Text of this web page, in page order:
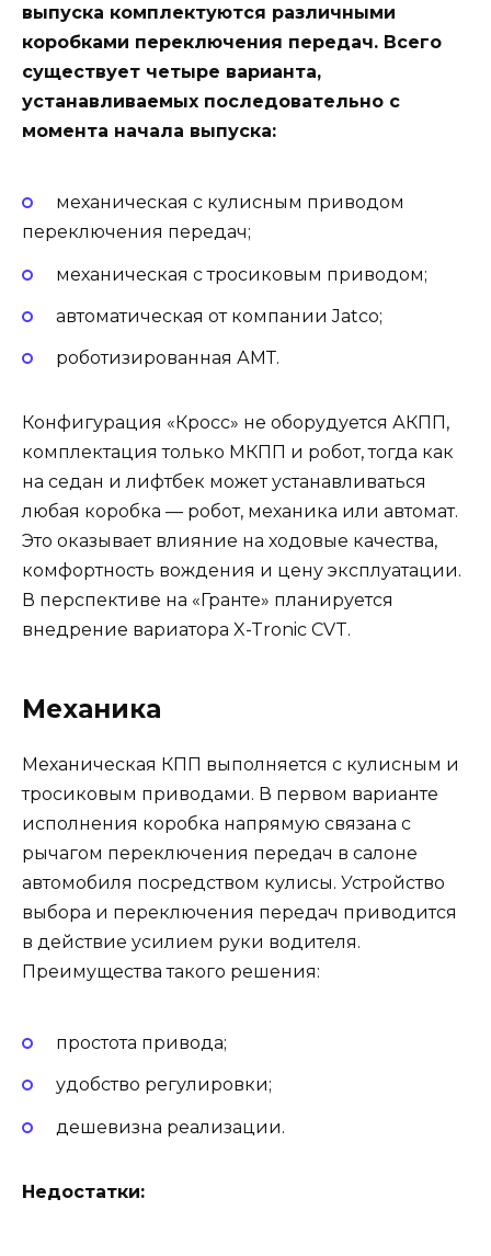
выпуска комплектуются различными
коробками переключения передач. Всего
существует четыре варианта,
устанавливаемых последовательно с
момента начала выпуска:
механическая с кулисным приводом
переключения передач;
механическая с тросиковым приводом;
автоматическая от компании Jatco;
роботизированная АМТ.
Конфигурация «Кросс» не оборудуется АКПП,
комплектация только МКПП и робот, тогда как
на седан и лифтбек может устанавливаться
любая коробка — робот, механика или автомат.
Это оказывает влияние на ходовые качества,
комфортность вождения и цену эксплуатации.
В перспективе на «Гранте» планируется
внедрение вариатора X-Tronic CVT.
Механика
Механическая КПП выполняется с кулисным и
тросиковым приводами. В первом варианте
исполнения коробка напрямую связана с
рычагом переключения передач в салоне
автомобиля посредством кулисы. Устройство
выбора и переключения передач приводится
в действие усилием руки водителя.
Преимущества такого решения:
простота привода;
удобство регулировки;
дешевизна реализации.
Недостатки: